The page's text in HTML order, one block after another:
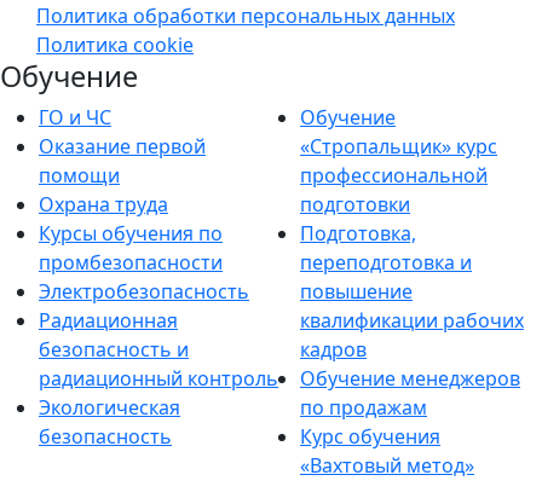
Политика обработки персональных данных
Политика cookie
Обучение
ГО и ЧС
Оказание первой
помощи
Охрана труда
Курсы обучения по
промбезопасности
Электробезопасность
Радиационная
безопасность и
радиационный контроль
Экологическая
безопасность
Обучение
«Стропальщик» курс
профессиональной
подготовки
Подготовка,
переподготовка и
повышение
квалификации рабочих
кадров
Обучение менеджеров
по продажам
Курс обучения
«Вахтовый метод»